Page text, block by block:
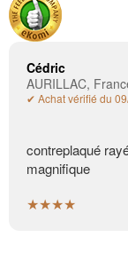
Cédric
AURILLAC,
✔ Achat vérifié du
contreplaqué
magnifique
★★★★